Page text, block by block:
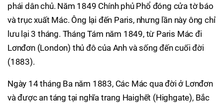
phái dân chủ. Năm 1849 Chính phủ Phổ đóng cửa tờ báo
và trục xuất Mác. Ông lại đến Paris, nhưng lần này ông chỉ
lưu lại 3 tháng. Tháng Tám năm 1849, từ Paris Mác đi
Lơnđơn (London) thủ đô của Anh và sống đến cuối đời
(1883).
Ngày 14 tháng Ba năm 1883, Các Mác qua đời ở Lơnđơn
và được an táng tại nghĩa trang Haighết (Highgate), Bắc